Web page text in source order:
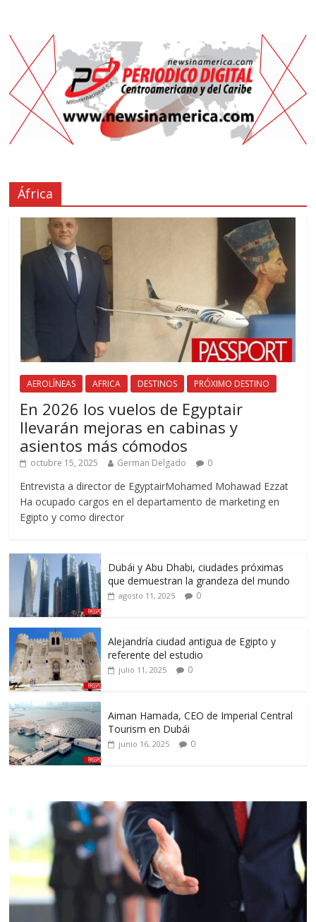
África
AEROLÍNEAS AFRICA DESTINOS PRÓXIMO DESTINO
En 2026 los vuelos de Egyptair
llevarán mejoras en cabinas y
asientos más cómodos
octubre 15, 2025 German Delgado 0
Entrevista a director de EgyptairMohamed Mohawad Ezzat
Ha ocupado cargos en el departamento de marketing en
Egipto y como director
Dubái y Abu Dhabi, ciudades próximas
que demuestran la grandeza del mundo
agosto 11, 2025 0
Alejandría ciudad antigua de Egipto y
referente del estudio
julio 11, 2025 0
Aiman Hamada, CEO de Imperial Central
Tourism en Dubái
junio 16, 2025 0